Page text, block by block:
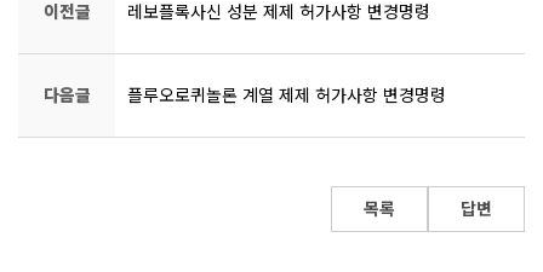
이전글 레보플록사신 성분 제제 허가사항 변경명령
다음글 플루오로퀴놀론 계열 제제 허가사항 변경명령
목록 답변